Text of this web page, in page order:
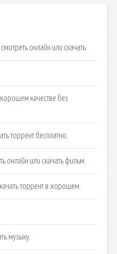
онлайн или скачать.
качестве без
торрент бесплатно.
онлайн или скачать фильм.
торрент в хорошем.
музыку.